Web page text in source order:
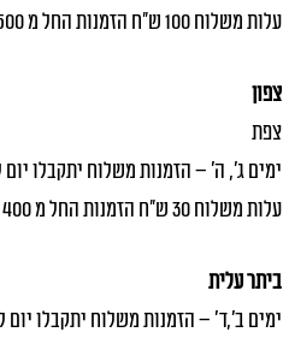
עלות משלוח 100 ש"ח הזמנות החל מ 1500 ש"ח
צפון
צפת
ימים ג׳, ה' – הזמנות משלוח יתקבלו יום
עלות משלוח 30 ש"ח הזמנות החל מ 400 ש"ח
ביתר עלית
ימים ב׳,ד׳ – הזמנות משלוח יתקבלו יום